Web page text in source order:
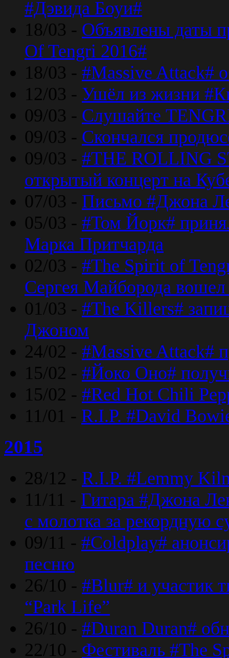
#Дэвида Боуи#
18/03 - Объявлены даты
Of Tengri 2016#
18/03 - #Massive Attack#
12/03 - Ушёл из жизни
09/03 - Слушайте
09/03 - Скончался
09/03 - #THE ROLLING
открытый концерт на
07/03 - Письмо #Джона
05/03 - #Том Йорк#
Марка Притчарда
02/03 - #The Spirit of
Сергея Майборода
01/03 - #The Killers#
Джоном
24/02 - #Massive Attack#
15/02 - #Йоко Оно#
15/02 - #Red Hot Chili
11/01 - R.I.P. #David
2015
28/12 - R.I.P. #Lemmy
11/11 - Гитара #Джона
с молотка за рекордную
09/11 - #Coldplay#
песню
26/10 - #Blur# и участик
“Park Life”
26/10 - #Duran Duran#
22/10 - Фестиваль #The